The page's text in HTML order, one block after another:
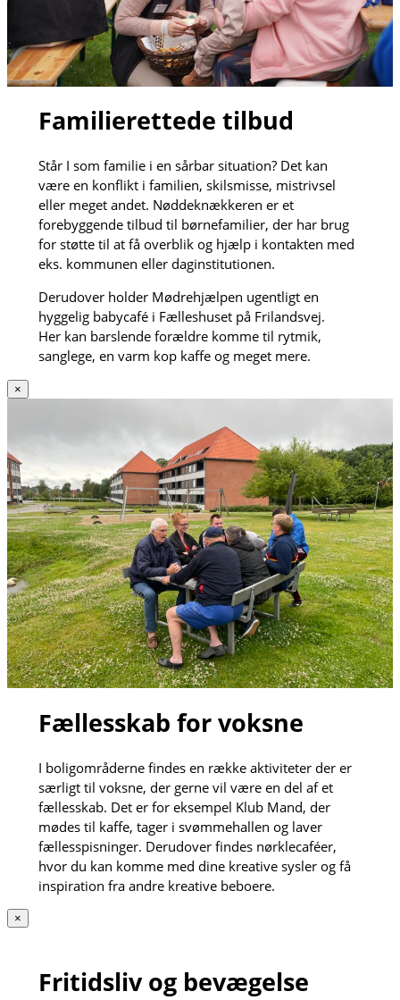
Familierettede tilbud
Står I som familie i en sårbar situation? Det kan
være en konflikt i familien, skilsmisse, mistrivsel
eller meget andet. Nøddeknækkeren er et
forebyggende tilbud til børnefamilier, der har brug
for støtte til at få overblik og hjælp i kontakten med
eks. kommunen eller daginstitutionen.
Derudover holder Mødrehjælpen ugentligt en
hyggelig babycafé i Fælleshuset på Frilandsvej.
Her kan barslende forældre komme til rytmik,
sanglege, en varm kop kaffe og meget mere.
×
Fællesskab for voksne
I boligområderne findes en række aktiviteter der er
særligt til voksne, der gerne vil være en del af et
fællesskab. Det er for eksempel Klub Mand, der
mødes til kaffe, tager i svømmehallen og laver
fællesspisninger. Derudover findes nørklecaféer,
hvor du kan komme med dine kreative sysler og få
inspiration fra andre kreative beboere.
×
Fritidsliv og bevægelse